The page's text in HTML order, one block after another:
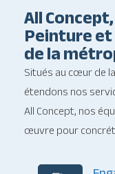
All
Peinture
de la
Situés au cœur de
étendons nos
All Concept, nos
œuvre pour